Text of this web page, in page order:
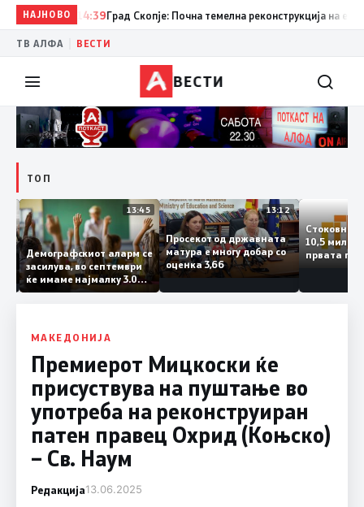
НАЈНОВО14:39Град Скопје: Почна темелна реконструкција на еден
ТВ АЛФА ВЕСТИ
ВЕСТИ
ТОП
14:12 13:45
Демографскиот аларм се
засилува, во септември
ќе имаме најмалку 3.000
првачиња помалку
13:12
Просекот од државната
матура е многу добар со
оценка 3,66
10,5
првата
МАКЕДОНИЈА
Премиерот Мицкоски ќе
присуствува на пуштање во
употреба на реконструиран
патен правец Охрид (Коњско)
– Св. Наум
Редакција13.06.2025